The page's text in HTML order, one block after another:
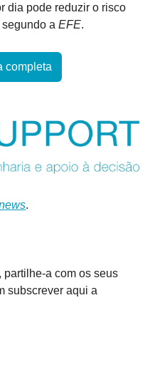
dia pode reduzir o risco
a EFE.
completa
.
partilhe-a com os seus